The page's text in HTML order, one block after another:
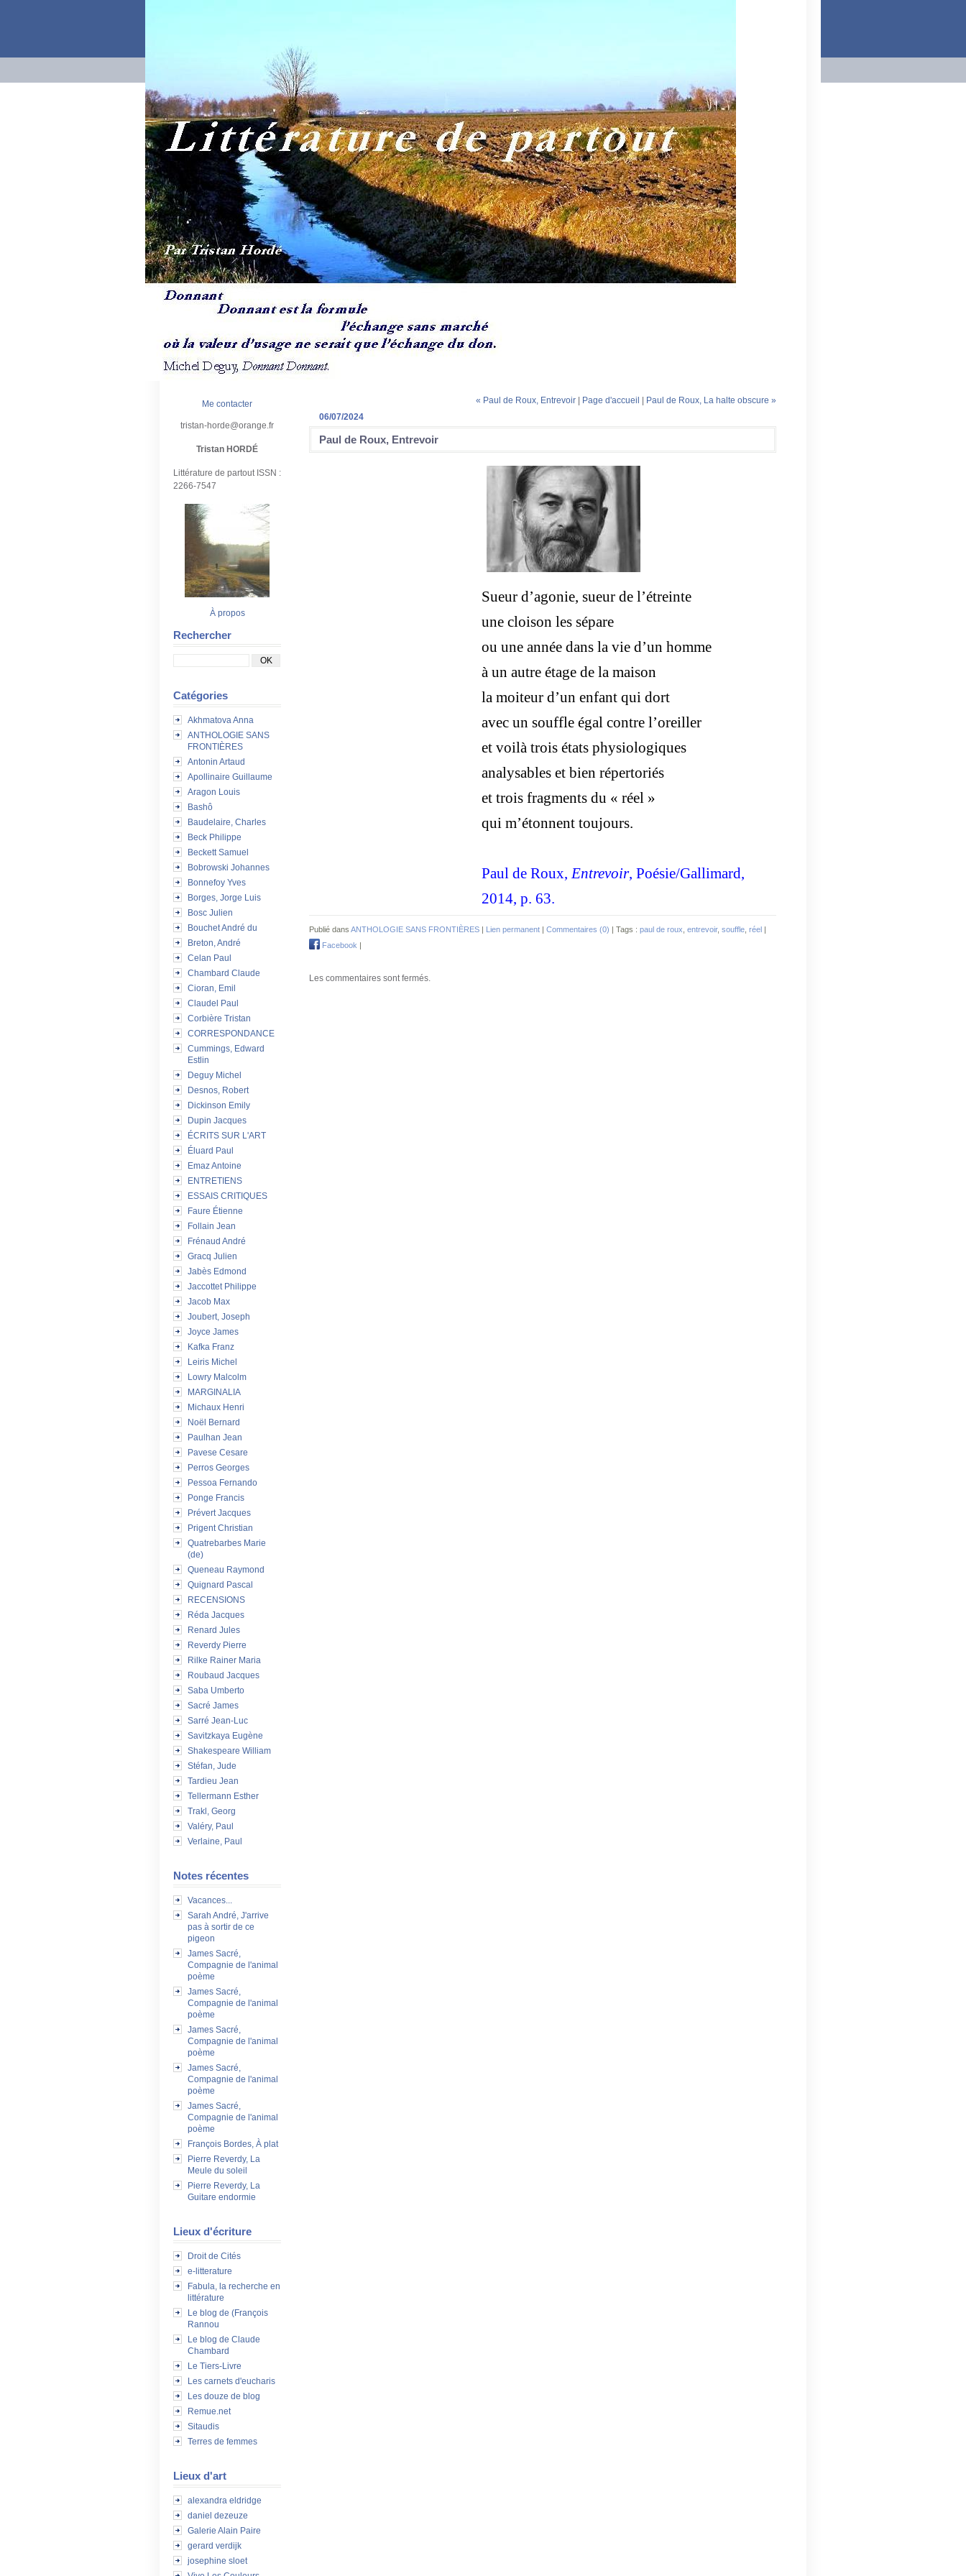
Me contacter
tristan-horde@orange.fr
Tristan HORDÉ
Littérature de partout ISSN :
2266-7547
À propos
Rechercher
Catégories
Akhmatova Anna
ANTHOLOGIE SANS
FRONTIÈRES
Antonin Artaud
Apollinaire Guillaume
Aragon Louis
Bashô
Baudelaire, Charles
Beck Philippe
Beckett Samuel
Bobrowski Johannes
Bonnefoy Yves
Borges, Jorge Luis
Bosc Julien
Bouchet André du
Breton, André
Celan Paul
Chambard Claude
Cioran, Emil
Claudel Paul
Corbière Tristan
CORRESPONDANCE
Cummings, Edward
Estlin
Deguy Michel
Desnos, Robert
Dickinson Emily
Dupin Jacques
ÉCRITS SUR L'ART
Éluard Paul
Emaz Antoine
ENTRETIENS
ESSAIS CRITIQUES
Faure Étienne
Follain Jean
Frénaud André
Gracq Julien
Jabès Edmond
Jaccottet Philippe
Jacob Max
Joubert, Joseph
Joyce James
Kafka Franz
Leiris Michel
Lowry Malcolm
MARGINALIA
Michaux Henri
Noël Bernard
Paulhan Jean
Pavese Cesare
Perros Georges
Pessoa Fernando
Ponge Francis
Prévert Jacques
Prigent Christian
Quatrebarbes Marie
(de)
Queneau Raymond
Quignard Pascal
RECENSIONS
Réda Jacques
Renard Jules
Reverdy Pierre
Rilke Rainer Maria
Roubaud Jacques
Saba Umberto
Sacré James
Sarré Jean-Luc
Savitzkaya Eugène
Shakespeare William
Stéfan, Jude
Tardieu Jean
Tellermann Esther
Trakl, Georg
Valéry, Paul
Verlaine, Paul
Notes récentes
Vacances...
Sarah André, J'arrive
pas à sortir de ce
pigeon
James Sacré,
Compagnie de l'animal
poème
James Sacré,
Compagnie de l'animal
poème
James Sacré,
Compagnie de l'animal
poème
James Sacré,
Compagnie de l'animal
poème
James Sacré,
Compagnie de l'animal
poème
François Bordes, À plat
Pierre Reverdy, La
Meule du soleil
Pierre Reverdy, La
Guitare endormie
Lieux d'écriture
Droit de Cités
e-litterature
Fabula, la recherche en
littérature
Le blog de (François
Rannou
Le blog de Claude
Chambard
Le Tiers-Livre
Les carnets d'eucharis
Les douze de blog
Remue.net
Sitaudis
Terres de femmes
Lieux d'art
alexandra eldridge
daniel dezeuze
Galerie Alain Paire
gerard verdijk
josephine sloet
« Paul de Roux, Entrevoir Page d'accueil
Paul de Roux, La halte obscure »
06/07/2024
Paul de Roux, Entrevoir
Sueur d’agonie, sueur de l’étreinte
une cloison les sépare
ou une année dans la vie d’un homme
à un autre étage de la maison
la moiteur d’un enfant qui dort
avec un souffle égal contre l’oreiller
et voilà trois états physiologiques
analysables et bien répertoriés
et trois fragments du « réel »
qui m’étonnent toujours.
Paul de Roux, Entrevoir, Poésie/Gallimard,
2014, p. 63.
Publié dans ANTHOLOGIE SANS FRONTIÈRES | Lien permanent | Commentaires (0) | Tags : paul de roux entrevoir, souffle réel |
Facebook |
Les commentaires sont fermés.